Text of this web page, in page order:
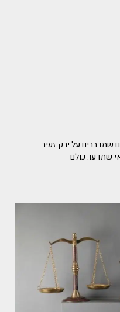
שמדברים על ירק זעיר
שתדעו: כולם